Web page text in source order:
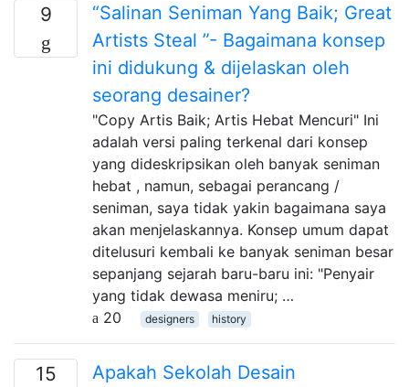
9
“Salinan Seniman Yang Baik; Great
Artists Steal ”- Bagaimana konsep
ini didukung & dijelaskan oleh
seorang desainer?
"Copy Artis Baik; Artis Hebat Mencuri" Ini
adalah versi paling terkenal dari konsep
yang dideskripsikan oleh banyak seniman
hebat , namun, sebagai perancang /
seniman, saya tidak yakin bagaimana saya
akan menjelaskannya. Konsep umum dapat
ditelusuri kembali ke banyak seniman besar
sepanjang sejarah baru-baru ini: "Penyair
yang tidak dewasa meniru; …
20
designers history
15
Apakah Sekolah Desain